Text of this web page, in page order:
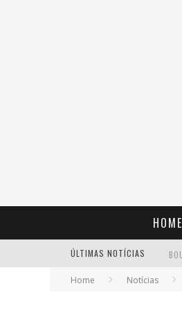
HOME
ÚLTIMAS NOTÍCIAS
Home Notícias